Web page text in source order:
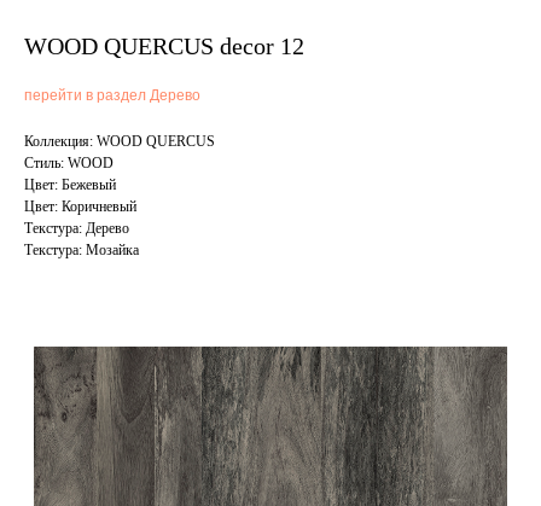
WOOD QUERCUS decor 12
перейти в раздел Дерево
Коллекция: WOOD QUERCUS
Стиль: WOOD
Цвет: Бежевый
Цвет: Коричневый
Текстура: Дерево
Текстура: Мозайка